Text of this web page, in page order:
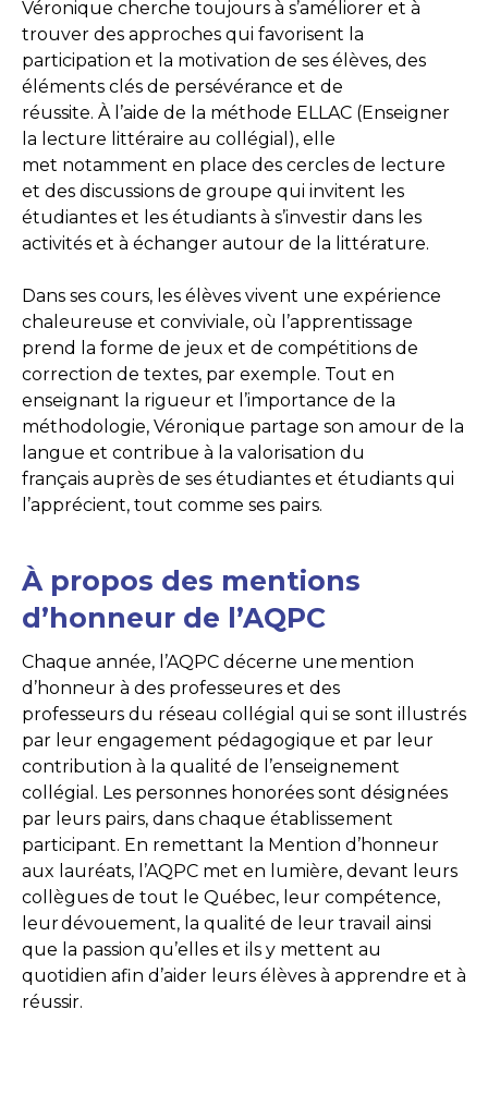
Véronique cherche toujours à s’améliorer et à
trouver des approches qui favorisent la
participation et la motivation de ses élèves, des
éléments clés de persévérance et de
réussite. À l’aide de la méthode ELLAC (Enseigner
la lecture littéraire au collégial), elle
met notamment en place des cercles de lecture
et des discussions de groupe qui invitent les
étudiantes et les étudiants à s’investir dans les
activités et à échanger autour de la littérature.
Dans ses cours, les élèves vivent une expérience
chaleureuse et conviviale, où l’apprentissage
prend la forme de jeux et de compétitions de
correction de textes, par exemple. Tout en
enseignant la rigueur et l’importance de la
méthodologie, Véronique partage son amour de la
langue et contribue à la valorisation du
français auprès de ses étudiantes et étudiants qui
l’apprécient, tout comme ses pairs.
À propos des mentions
d’honneur de l’AQPC
Chaque année, l’AQPC décerne une mention
d’honneur à des professeures et des
professeurs du réseau collégial qui se sont illustrés
par leur engagement pédagogique et par leur
contribution à la qualité de l’enseignement
collégial. Les personnes honorées sont désignées
par leurs pairs, dans chaque établissement
participant. En remettant la Mention d’honneur
aux lauréats, l’AQPC met en lumière, devant leurs
collègues de tout le Québec, leur compétence,
leur dévouement, la qualité de leur travail ainsi
que la passion qu’elles et ils y mettent au
quotidien afin d’aider leurs élèves à apprendre et à
réussir.